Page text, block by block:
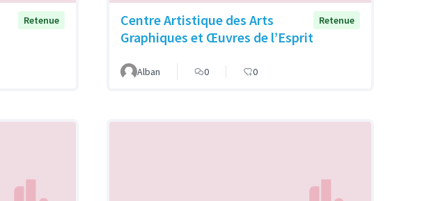
Retenue
Centre Artistique des Arts
Graphiques et Œuvres de l’Esprit
Retenue
Alban 0 0